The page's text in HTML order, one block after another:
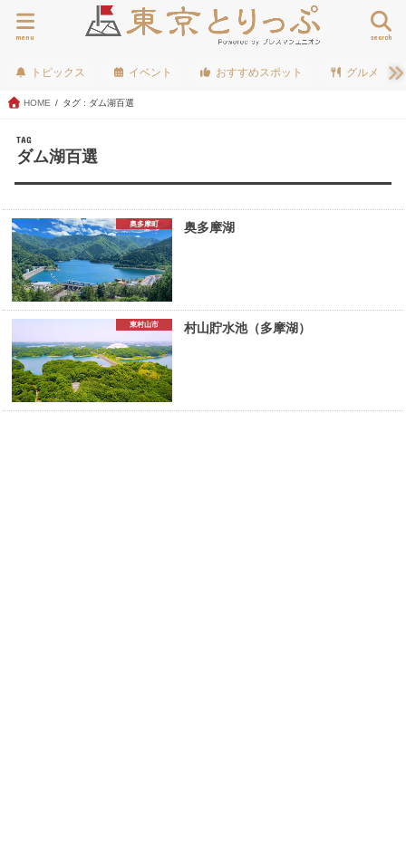
search
menu
トピックス イベント おすすめスポット グルメ
HOME タグ : ダム湖百選
TAG
ダム湖百選
奥多摩町 奥多摩湖
東村山市 村山貯水池（多摩湖）